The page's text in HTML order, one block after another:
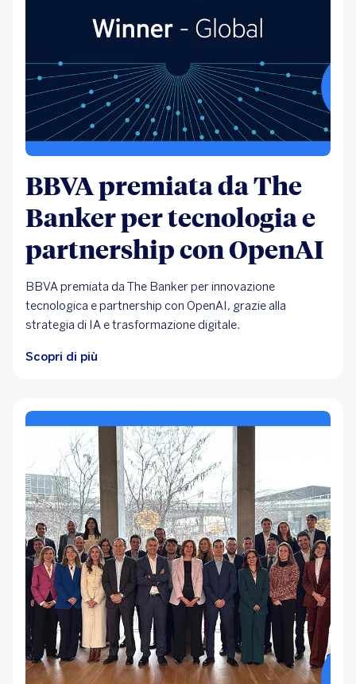
BBVA premiata da The
Banker per tecnologia e
partnership con OpenAI
BBVA premiata da The Banker per innovazione
tecnologica e partnership con OpenAI, grazie alla
strategia di IA e trasformazione digitale.
Scopri di più